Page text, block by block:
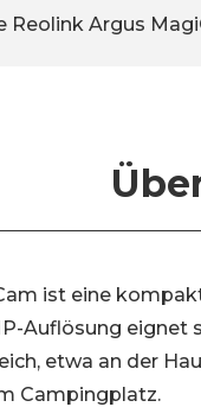
Reolink Argus
ist eine
Auflösung eignet
etwa an der
Campingplatz.